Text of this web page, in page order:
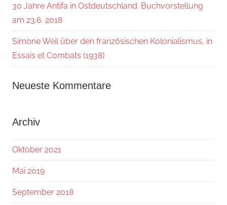
30 Jahre Antifa in Ostdeutschland. Buchvorstellung
am 23.6. 2018
Simone Weil über den französischen Kolonialismus, in
Essais et Combats (1938)
Neueste Kommentare
Archiv
Oktober 2021
Mai 2019
September 2018